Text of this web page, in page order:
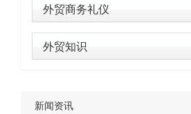
外贸商务礼仪
外贸知识
新闻资讯